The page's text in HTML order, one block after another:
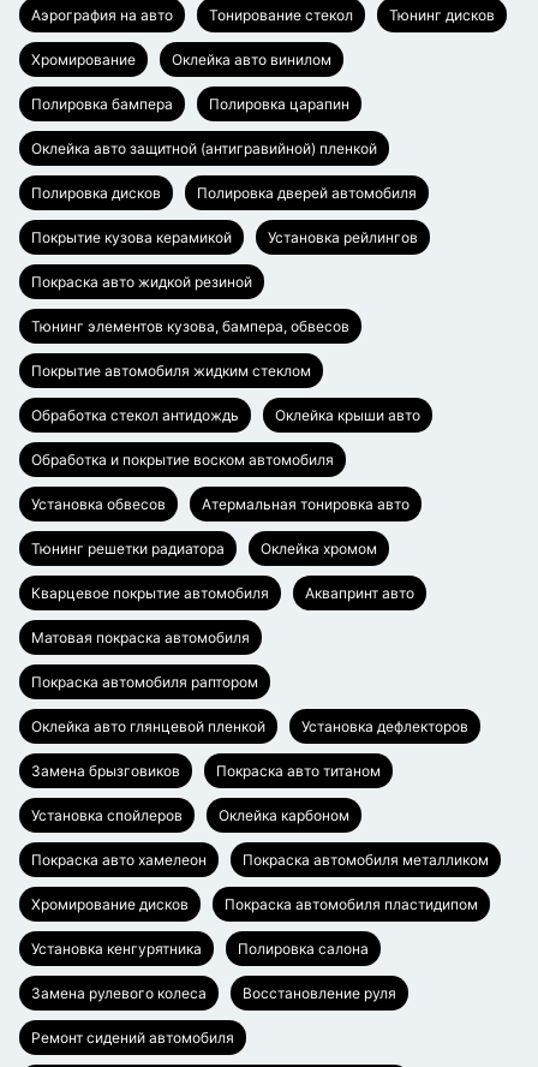
Аэрография на авто Тонирование стекол Тюнинг дисков
Хромирование Оклейка авто винилом
Полировка бампера Полировка царапин
Оклейка авто защитной (антигравийной) пленкой
Полировка дисков Полировка дверей автомобиля
Покрытие кузова керамикой Установка рейлингов
Покраска авто жидкой резиной
Тюнинг элементов кузова, бампера, обвесов
Покрытие автомобиля жидким стеклом
Обработка стекол антидождь Оклейка крыши авто
Обработка и покрытие воском автомобиля
Установка обвесов Атермальная тонировка авто
Тюнинг решетки радиатора Оклейка хромом
Кварцевое покрытие автомобиля Аквапринт авто
Матовая покраска автомобиля
Покраска автомобиля раптором
Оклейка авто глянцевой пленкой Установка дефлекторов
Замена брызговиков Покраска авто титаном
Установка спойлеров Оклейка карбоном
Покраска авто хамелеон Покраска автомобиля металликом
Хромирование дисков Покраска автомобиля пластидипом
Установка кенгурятника Полировка салона
Замена рулевого колеса Восстановление руля
Ремонт сидений автомобиля